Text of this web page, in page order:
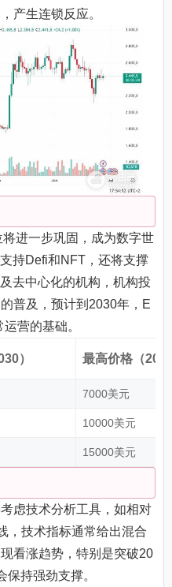
产生连锁反应。
进一步巩固，成为数字世
持Defi和NFT，还将支撑
去中心化的机构，机构投
普及，预计到2030年，E
营的基础。
） 最高价格（
7000美元
10000美元
15000美元
虑技术分析工具，如相对
，技术指标通常给出混合
看涨趋势，特别是突破20
持强劲支撑。